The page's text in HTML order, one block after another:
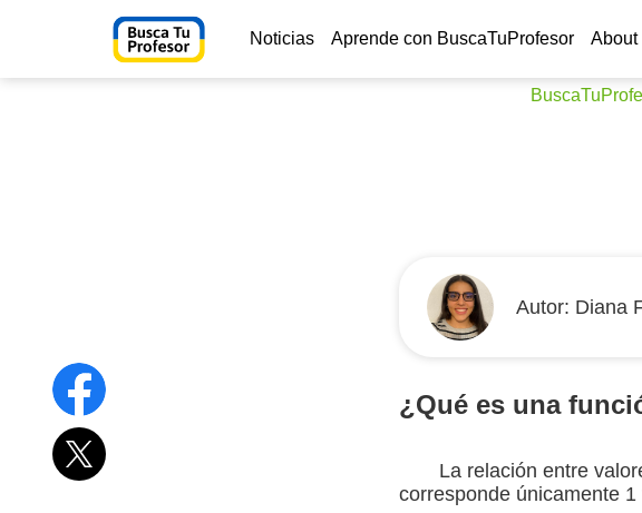
Noticias Aprende con BuscaTuProfesor About
Аutor: Diana
¿Qué es una
La relación entre
corresponde únicamente